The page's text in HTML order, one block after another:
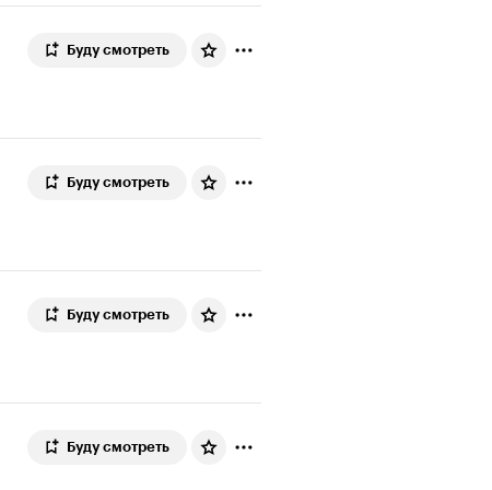
Буду смотреть
Буду смотреть
Буду смотреть
Буду смотреть